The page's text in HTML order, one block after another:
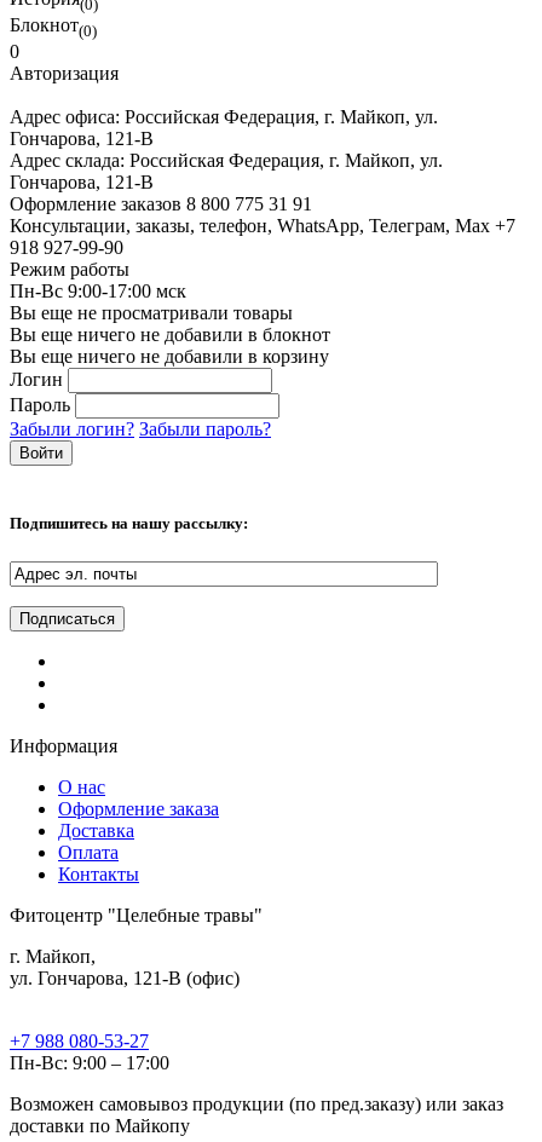
(0)
Блокнот(0)
0
Авторизация
Адрес офиса: Российская Федерация, г. Майкоп, ул.
Гончарова, 121-В
Адрес склада: Российская Федерация, г. Майкоп, ул.
Гончарова, 121-В
Оформление заказов 8 800 775 31 91
Консультации, заказы, телефон, WhatsApp, Телеграм, Мах +7
918 927-99-90
Режим работы
Пн-Вс 9:00-17:00 мск
Вы еще не просматривали товары
Вы еще ничего не добавили в блокнот
Вы еще ничего не добавили в корзину
Логин
Пароль
Забыли логин? Забыли пароль?
Подпишитесь на нашу рассылку:
Информация
О нас
Оформление заказа
Доставка
Оплата
Контакты
Фитоцентр "Целебные травы"
г. Майкоп,
ул. Гончарова, 121-В (офис)
+7 988 080-53-27
Пн-Вс: 9:00 – 17:00
Возможен самовывоз продукции (по пред.заказу) или заказ
доставки по Майкопу